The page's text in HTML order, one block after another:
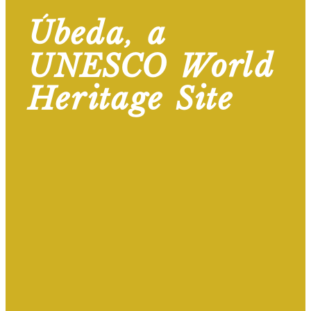
Úbeda, a
UNESCO World
Heritage Site